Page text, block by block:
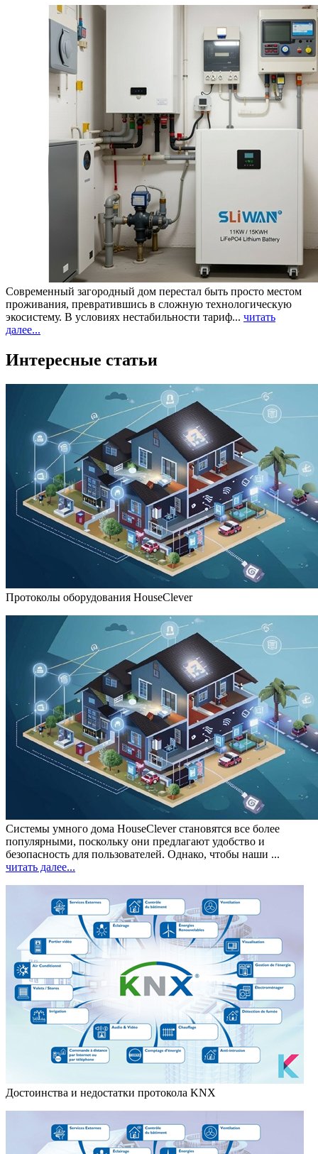
Современный загородный дом перестал быть просто местом
проживания, превратившись в сложную технологическую
экосистему. В условиях нестабильности тариф... читать
далее...
Интересные статьи
Протоколы оборудования HouseClever
Системы умного дома HouseCleverстановятся все более
популярными, поскольку они предлагают удобство и
безопасность для пользователей. Однако, чтобы наши ...
читать далее...
Достоинства и недостатки протокола KNX